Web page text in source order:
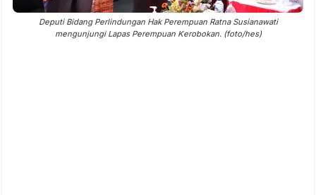
Deputi Bidang Perlindungan Hak Perempuan Ratna Susianawati
mengunjungi Lapas Perempuan Kerobokan. (foto/hes)